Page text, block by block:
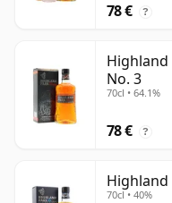
78 € ?
Highland
No. 3
70cl • 64.1%
78 € ?
Highland
70cl • 40%